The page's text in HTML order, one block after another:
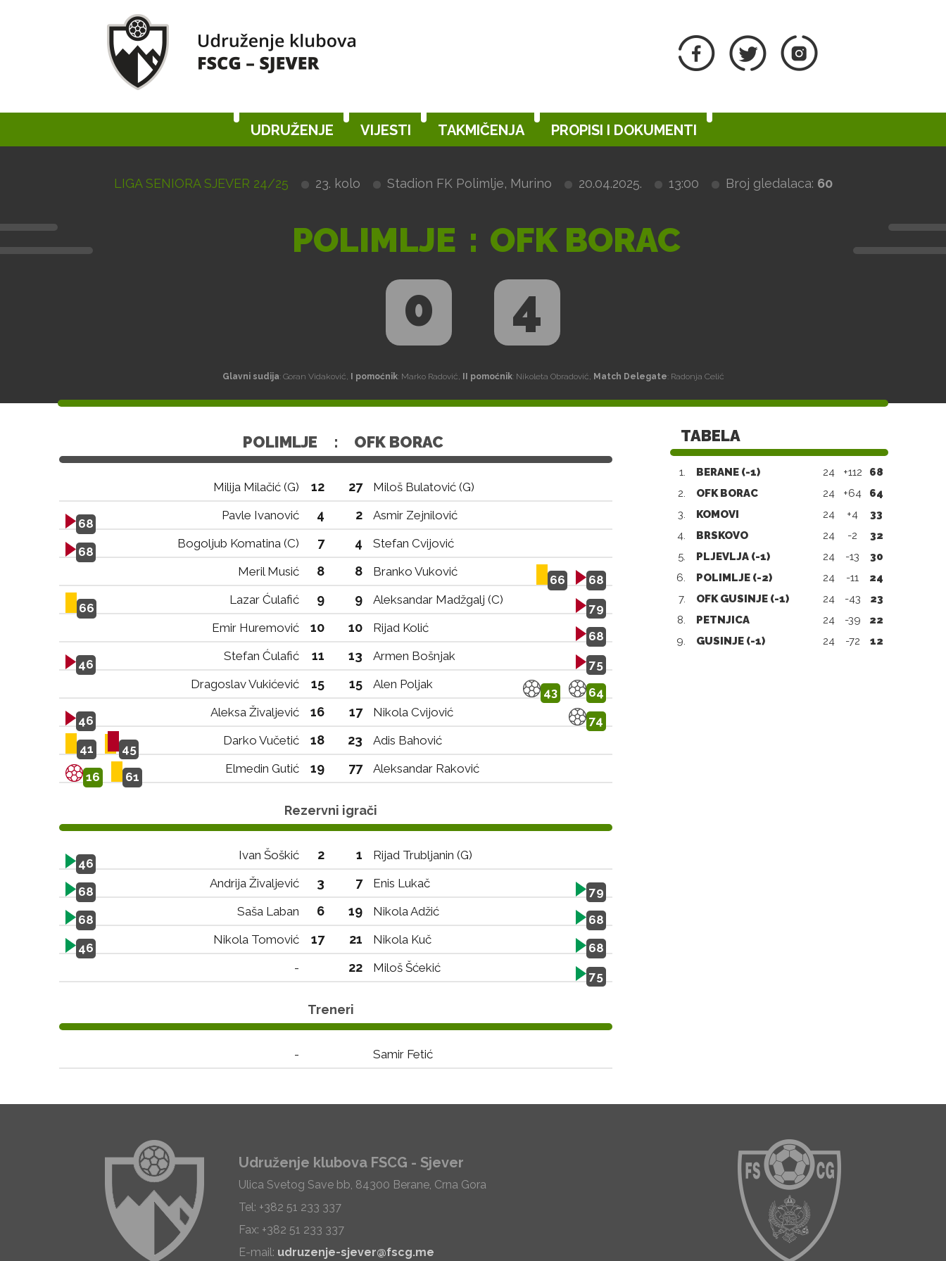
UDRUŽENJE VIJESTI TAKMIČENJA PROPISI I DOKUMENTI
LIGA SENIORA SJEVER 24/25 23. kolo Stadion FK Polimlje, Murino 20.04.2025. 13:00 Broj gledalaca: 60
POLIMLJE : OFK BORAC
0 4
Glavni sudija: Goran Vidaković, I pomoćnik: Marko Radović, II pomoćnik: Nikoleta Obradović, Match Delegate: Radonja Celić
POLIMLJE : OFK BORAC
Milija Milačić (G) 12 27 Miloš Bulatović (G)
68
Pavle Ivanović 4 2 Asmir Zejnilović
68
Bogoljub Komatina (C) 7 4
Stefan Cvijović
Meril Musić
8 8 Branko Vuković
66
68
66
Lazar Ćulafić 9 9 Aleksandar Madžgalj (C)
79
Emir Huremović
10 10 Rijad Kolić
68
46
Stefan Ćulafić 11 13 Armen Bošnjak
75
Dragoslav Vukićević
15 15 Alen Poljak
43
64
46
Aleksa Živaljević 16 17 Nikola Cvijović
74
41
45
Darko Vučetić 18 23 Adis Bahović
16 61
Elmedin Gutić 19 77 Aleksandar Raković
Rezervni igrači
46
Ivan Šoškić 2 1 Rijad Trubljanin (G)
68
Andrija Živaljević 3 7 Enis Lukač
79
68
Saša Laban 6 19 Nikola Adžić
68
46
Nikola Tomović 17 21 Nikola Kuč
68
-
22 Miloš Šćekić
75
Treneri
- Samir Fetić
TABELA
1. BERANE (-1) 24 +112
68
2.
OFK BORAC 24 +64
64
3.
KOMOVI 24 +4
33
4.
BRSKOVO 24 -2
32
5.
PLJEVLJA (-1) 24 -13
30
6.
POLIMLJE (-2) 24 -11
24
7.
OFK GUSINJE (-1) 24 -43
23
8.
PETNJICA 24 -39
22
9.
GUSINJE (-1) 24 -72 12
Udruženje klubova FSCG - Sjever
Ulica Svetog Save bb, 84300 Berane, Crna Gora
Tel: +382 51 233 337
Fax: +382 51 233 337
E-mail: udruzenje-sjever@fscg.me